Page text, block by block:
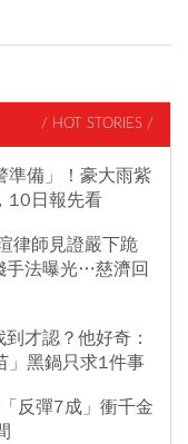
/ HOT STORIES /
準備」！豪大雨紫
10日報先看
律師見證嚴下跪
手法曝光…慈濟回
才認？他好奇：
」黑鍋只求1件事
反彈7成」衝千金